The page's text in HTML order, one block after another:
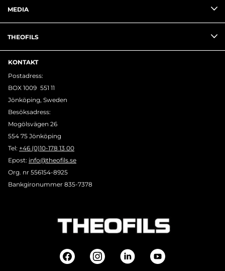
MEDIA
THEOFILS
KONTAKT
Postadress:
BOX 1009 551 11
Jönköping, Sweden
Besöksadress:
Mogölsvägen 26
554 75 Jönköping
Tel: +46 (0)10-178 13 00
Epost: info@theofils.se
Org. nr 556154-8925
Bankgironummer 835-7378